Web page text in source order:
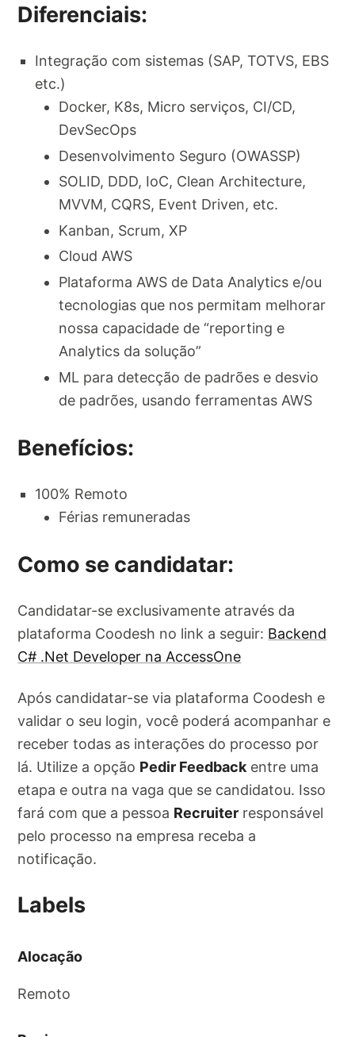
Diferenciais:
Integração com sistemas (SAP, TOTVS, EBS
etc.)
Docker, K8s, Micro serviços, CI/CD,
DevSecOps
Desenvolvimento Seguro (OWASSP)
SOLID, DDD, IoC, Clean Architecture,
MVVM, CQRS, Event Driven, etc.
Kanban, Scrum, XP
Cloud AWS
Plataforma AWS de Data Analytics e/ou
tecnologias que nos permitam melhorar
nossa capacidade de “reporting e
Analytics da solução”
ML para detecção de padrões e desvio
de padrões, usando ferramentas AWS
Benefícios:
100% Remoto
Férias remuneradas
Como se candidatar:
Candidatar-se exclusivamente através da
plataforma Coodesh no link a seguir: Backend
C# .Net Developer na AccessOne
Após candidatar-se via plataforma Coodesh e
validar o seu login, você poderá acompanhar e
receber todas as interações do processo por
lá. Utilize a opção Pedir Feedback entre uma
etapa e outra na vaga que se candidatou. Isso
fará com que a pessoa Recruiter responsável
pelo processo na empresa receba a
notificação.
Labels
Alocação
Remoto